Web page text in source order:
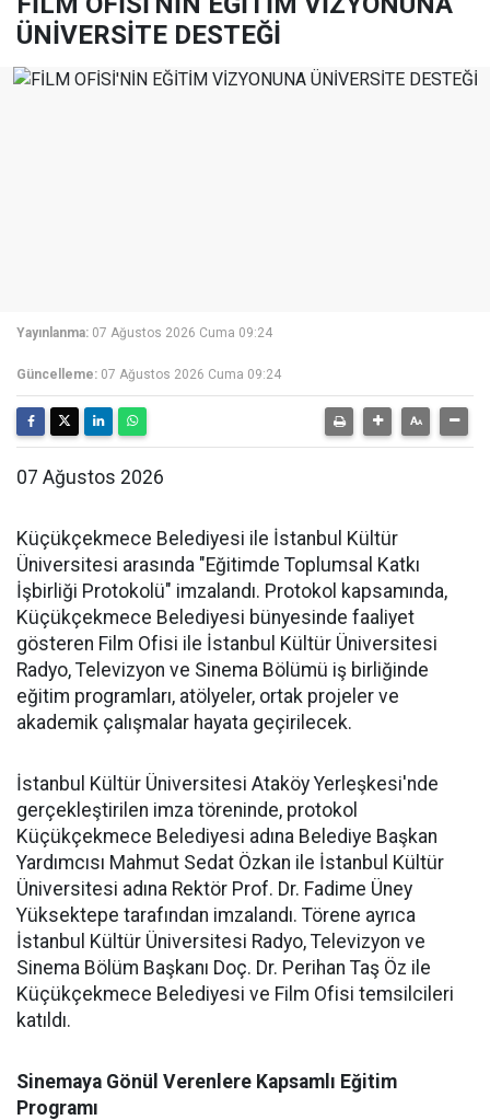
ÜNİVERSİTE DESTEĞİ
Yayınlanma: 07 Ağustos 2026 Cuma 09:24
Güncelleme: 07 Ağustos 2026 Cuma 09:24
07 Ağustos 2026
Küçükçekmece Belediyesi ile İstanbul Kültür
Üniversitesi arasında "Eğitimde Toplumsal Katkı
İşbirliği Protokolü" imzalandı. Protokol kapsamında,
Küçükçekmece Belediyesi bünyesinde faaliyet
gösteren Film Ofisi ile İstanbul Kültür Üniversitesi
Radyo, Televizyon ve Sinema Bölümü iş birliğinde
eğitim programları, atölyeler, ortak projeler ve
akademik çalışmalar hayata geçirilecek.
İstanbul Kültür Üniversitesi Ataköy Yerleşkesi'nde
gerçekleştirilen imza töreninde, protokol
Küçükçekmece Belediyesi adına Belediye Başkan
Yardımcısı Mahmut Sedat Özkan ile İstanbul Kültür
Üniversitesi adına Rektör Prof. Dr. Fadime Üney
Yüksektepe tarafından imzalandı. Törene ayrıca
İstanbul Kültür Üniversitesi Radyo, Televizyon ve
Sinema Bölüm Başkanı Doç. Dr. Perihan Taş Öz ile
Küçükçekmece Belediyesi ve Film Ofisi temsilcileri
katıldı.
Sinemaya Gönül Verenlere Kapsamlı Eğitim
Programı